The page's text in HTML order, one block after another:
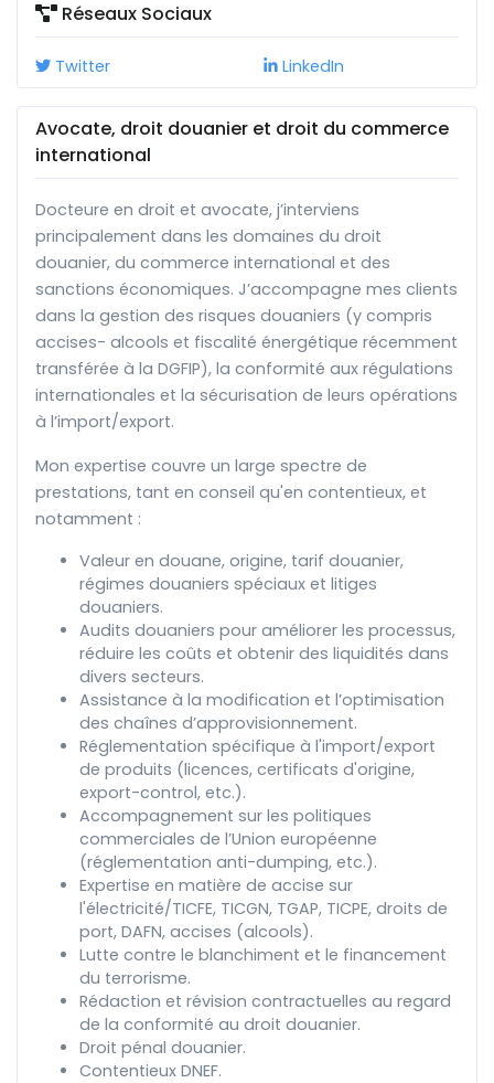
Réseaux Sociaux
Twitter LinkedIn
Avocate, droit douanier et droit du commerce
international
Docteure en droit et avocate, j’interviens
principalement dans les domaines du droit
douanier, du commerce international et des
sanctions économiques. J’accompagne mes clients
dans la gestion des risques douaniers (y compris
accises- alcools et fiscalité énergétique récemment
transférée à la DGFIP), la conformité aux régulations
internationales et la sécurisation de leurs opérations
à l’import/export.
Mon expertise couvre un large spectre de
prestations, tant en conseil qu'en contentieux, et
notamment :
Valeur en douane, origine, tarif douanier,
régimes douaniers spéciaux et litiges
douaniers.
Audits douaniers pour améliorer les processus,
réduire les coûts et obtenir des liquidités dans
divers secteurs.
Assistance à la modification et l’optimisation
des chaînes d’approvisionnement.
Réglementation spécifique à l'import/export
de produits (licences, certificats d'origine,
export-control, etc.).
Accompagnement sur les politiques
commerciales de l’Union européenne
(réglementation anti-dumping, etc.).
Expertise en matière de accise sur
l'électricité/TICFE, TICGN, TGAP, TICPE, droits de
port, DAFN, accises (alcools).
Lutte contre le blanchiment et le financement
du terrorisme.
Rédaction et révision contractuelles au regard
de la conformité au droit douanier.
Droit pénal douanier.
Contentieux DNEF.